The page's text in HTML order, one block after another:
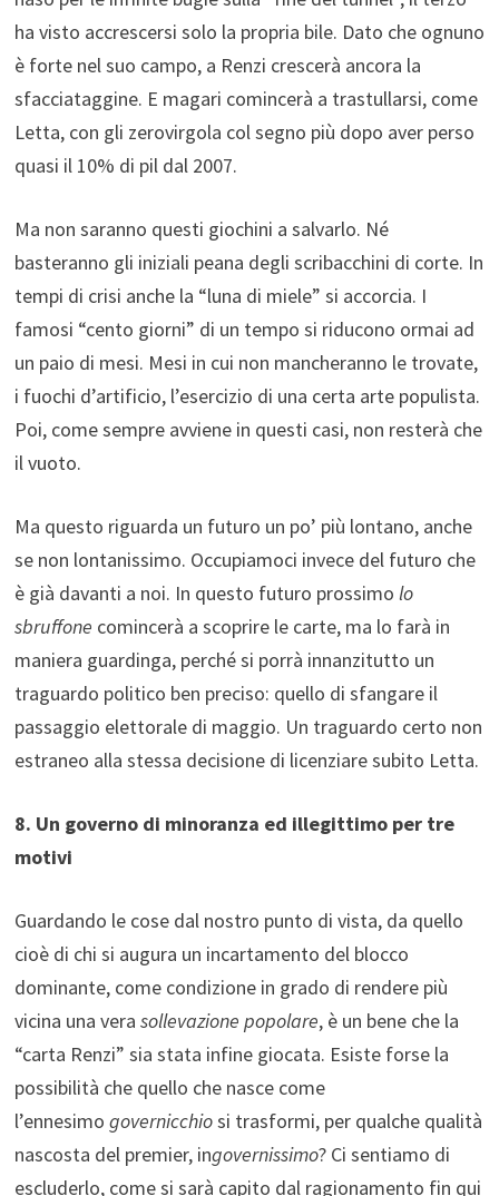
ha visto accrescersi solo la propria bile. Dato che ognuno
è forte nel suo campo, a Renzi crescerà ancora la
sfacciataggine. E magari comincerà a trastullarsi, come
Letta, con gli zerovirgola col segno più dopo aver perso
quasi il 10% di pil dal 2007.
Ma non saranno questi giochini a salvarlo. Né
basteranno gli iniziali peana degli scribacchini di corte. In
tempi di crisi anche la “luna di miele” si accorcia. I
famosi “cento giorni” di un tempo si riducono ormai ad
un paio di mesi. Mesi in cui non mancheranno le trovate,
i fuochi d’artificio, l’esercizio di una certa arte populista.
Poi, come sempre avviene in questi casi, non resterà che
il vuoto.
Ma questo riguarda un futuro un po’ più lontano, anche
se non lontanissimo. Occupiamoci invece del futuro che
è già davanti a noi. In questo futuro prossimo lo
sbruffone comincerà a scoprire le carte, ma lo farà in
maniera guardinga, perché si porrà innanzitutto un
traguardo politico ben preciso: quello di sfangare il
passaggio elettorale di maggio. Un traguardo certo non
estraneo alla stessa decisione di licenziare subito Letta.
8. Un governo di minoranza ed illegittimo per tre
motivi
Guardando le cose dal nostro punto di vista, da quello
cioè di chi si augura un incartamento del blocco
dominante, come condizione in grado di rendere più
vicina una vera sollevazione popolare, è un bene che la
“carta Renzi” sia stata infine giocata. Esiste forse la
possibilità che quello che nasce come
l’ennesimo governicchiosi trasformi, per qualche qualità
nascosta del premier, ingovernissimo? Ci sentiamo di
escluderlo, come si sarà capito dal ragionamento fin qui